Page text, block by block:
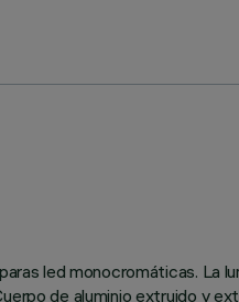
led monocromáticas.
de aluminio extruido y